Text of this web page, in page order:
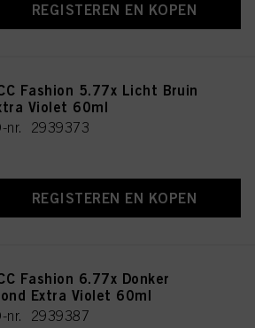
REGISTEREN EN KOPEN
Fashion 5.77x Licht Bruin
Violet 60ml
nr. 2939373
REGISTEREN EN KOPEN
Fashion 6.77x Donker
Extra Violet 60ml
nr. 2939387